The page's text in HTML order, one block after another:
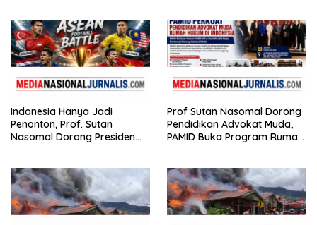
Indonesia Hanya Jadi
Penonton, Prof. Sutan
Nasomal Dorong Presiden
Prof Sutan Nasomal Dorong
Pendidikan Advokat Muda,
PAMID Buka Program Rumah